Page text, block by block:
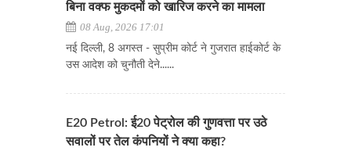
बिना वक्फ मुकदमों को खारिज करने का मामला
08 Aug, 2026 17:01
नई दिल्ली, 8 अगस्त - सुप्रीम कोर्ट ने गुजरात हाईकोर्ट के
उस आदेश को चुनौती देने......
E20 Petrol: ई20 पेट्रोल की गुणवत्ता पर उठे
सवालों पर तेल कंपनियों ने क्या कहा?